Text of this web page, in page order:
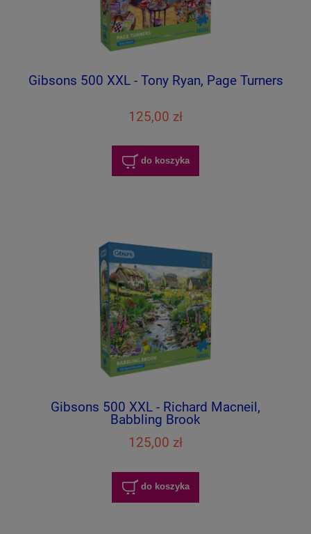
Gibsons 500 XXL - Tony Ryan, Page Turners
125,00 zł
do koszyka
Gibsons 500 XXL - Richard Macneil,
Babbling Brook
125,00 zł
do koszyka